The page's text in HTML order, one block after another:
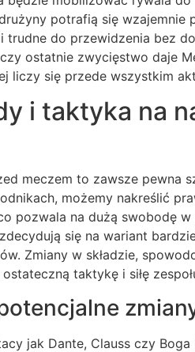
potrafią się wzajemnie
do przewidzenia bez
ostatnie zwycięstwo daje
liczy się przede wszystkim
i taktyka na
meczem to zawsze pewna
możemy nakreślić
pozwala na dużą swobodę
się na wariant
Zmiany w składzie,
taktykę i siłę
jak Dante, Clauss czy